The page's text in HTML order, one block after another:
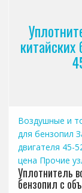
Воздушные и
для бензопил
двигателя 45-
цена Прочие
Уплотнитель
бензопил с